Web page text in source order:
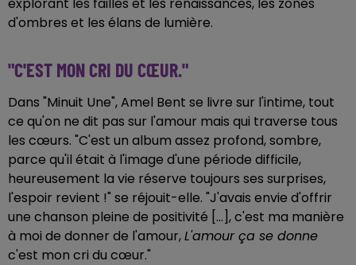
d'ombres et les élans de lumière.
"C'EST MON CRI DU CŒUR."
Dans "Minuit Une", Amel Bent se livre sur l'intime, tout
ce qu'on ne dit pas sur l'amour mais qui traverse tous
les cœurs. "C'est un album assez profond, sombre,
parce qu'il était à l'image d'une période difficile,
heureusement la vie réserve toujours ses surprises,
l'espoir revient !" se réjouit-elle. "J'avais envie d'offrir
une chanson pleine de positivité [...], c'est ma manière
à moi de donner de l'amour,L'amour ça se donne
c'est mon cri du cœur."